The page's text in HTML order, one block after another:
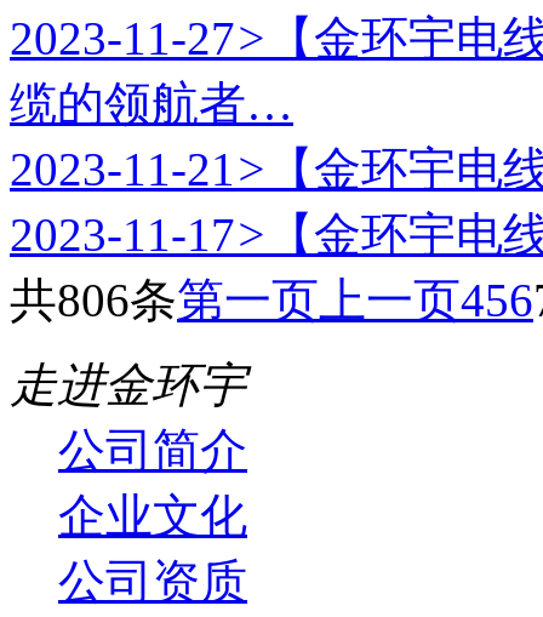
2023-11-27> 【金环宇
缆的领航者…
2023-11-21 > 【金环宇电
2023-11-17> 【金环宇电
共806条第一页 上一页456
走进金环宇
公司简介
企业文化
公司资质